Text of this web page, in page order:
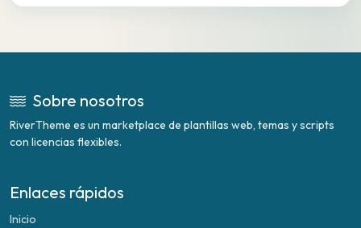
Sobre nosotros
RiverTheme es un marketplace de plantillas web, temas y scripts
con licencias flexibles.
Enlaces rápidos
Inicio